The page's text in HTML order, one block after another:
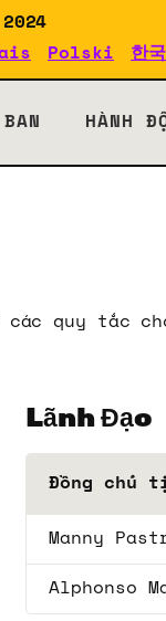
Polski 한
HÀNH
quy tắc
Lãnh Đạo
Đồng chủ
Manny
Alphonso